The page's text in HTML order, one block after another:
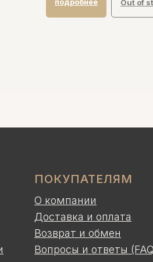
Out of
ПОКУПАТЕЛЯМ
О компании
Доставка и оплата
Возврат и обмен
Вопросы и ответы